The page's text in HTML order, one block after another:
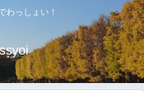
わっしょい！